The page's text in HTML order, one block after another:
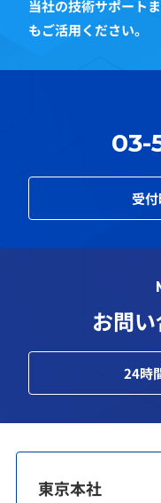
当社の技術サポート
もご活用ください。
03-
受
お問
24時
東京本社